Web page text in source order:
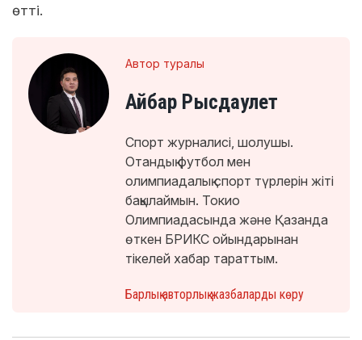
өтті.
Автор туралы
Айбар Рысдаулет
Спорт журналисі, шолушы.
Отандық футбол мен
олимпиадалық спорт түрлерін жіті
бақылаймын. Токио
Олимпиадасында және Қазанда
өткен БРИКС ойындарынан
тікелей хабар тараттым.
Барлық авторлық жазбаларды көру